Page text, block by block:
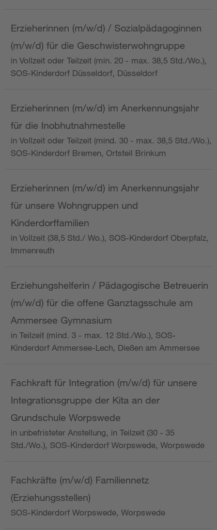
Erzieherinnen (m/w/d) / Sozialpädagoginnen
(m/w/d) für die Geschwisterwohngruppe
in Vollzeit oder Teilzeit (min. 20 - max. 38,5 Std./Wo.),
SOS-Kinderdorf Düsseldorf, Düsseldorf
Erzieherinnen (m/w/d) im Anerkennungsjahr
für die Inobhutnahmestelle
in Vollzeit oder Teilzeit (mind. 30 - max. 38,5 Std./Wo.),
SOS-Kinderdorf Bremen, Ortsteil Brinkum
Erzieherinnen (m/w/d) im Anerkennungsjahr
für unsere Wohngruppen und
Kinderdorffamilien
in Vollzeit (38,5 Std./ Wo.), SOS-Kinderdorf Oberpfalz,
Immenreuth
Erziehungshelferin / Pädagogische Betreuerin
(m/w/d) für die offene Ganztagsschule am
Ammersee Gymnasium
in Teilzeit (mind. 3 - max. 12 Std./Wo.), SOS-
Kinderdorf Ammersee-Lech, Dießen am Ammersee
Fachkraft für Integration (m/w/d) für unsere
Integrationsgruppe der Kita an der
Grundschule Worpswede
in unbefristeter Anstellung, in Teilzeit (30 - 35
Std./Wo.), SOS-Kinderdorf Worpswede, Worpswede
Fachkräfte (m/w/d) Familiennetz
(Erziehungsstellen)
SOS-Kinderdorf Worpswede, Worpswede